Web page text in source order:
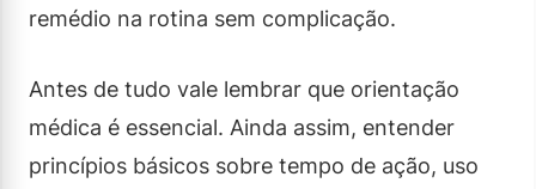
remédio na rotina sem complicação.
Antes de tudo vale lembrar que orientação
médica é essencial. Ainda assim, entender
princípios básicos sobre tempo de ação, uso